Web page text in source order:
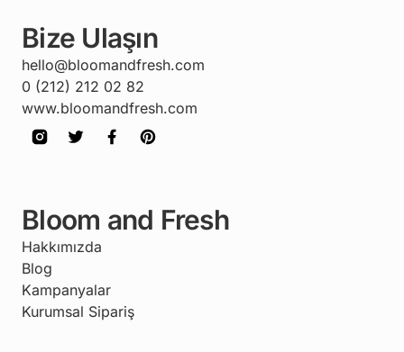
Bize Ulaşın
hello@bloomandfresh.com
0 (212) 212 02 82
www.bloomandfresh.com
Bloom and Fresh
Hakkımızda
Blog
Kampanyalar
Kurumsal Sipariş